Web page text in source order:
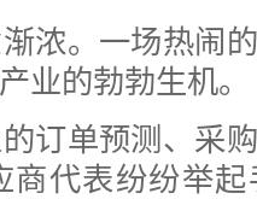
。一场热闹的
业的勃勃生机。
单预测、采购
商代表纷纷举